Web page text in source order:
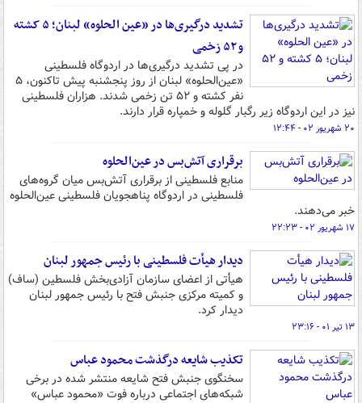
تشدید درگیری‌ها در «عین الحلوه» لبنان؛ ۵ کشته
و ۵۲ زخمی
در پی تشدید درگیری‌ها در اردوگاه فلسطینی
«عین‌الحلوه» لبنان از روز پنجشنبه پیش تاکنون، ۵
نفر کشته و ۵۲ تن زخمی شدند. هزاران فلسطینی
نیز در این اردوگاه زیر رگبار گلوله و خمپاره قرار دارند.
۲۰ شهریور ۰۲ - ۱۲:۴۴
برقراری آتش‌بس در عین‌الحلوه
منابع فلسطینی از برقراری آتش‌بس میان گروه‌های
فلسطینی در اردوگاه پناهجویان فلسطینی عین‌الحلوه
خبر می‌دهند.
۱۷ شهریور ۰۲ - ۲۲:۲۳
دیدار هیأت فلسطینی با رئیس جمهور لبنان
هیأتی از اعضای سازمان آزادی‌بخش فلسطین (ساف)
و کمیته مرکزی جنبش فتح با رئیس جمهور لبنان
دیدار کرد.
۱۳ تیر ۰۱ - ۲۳:۱۶
تکذیب شایعه درگذشت محمود عباس
سخنگوی جنبش فتح شایعه منتشر شده در برخی
شبکه‌های اجتماعی درباره فوت «محمود عباس»